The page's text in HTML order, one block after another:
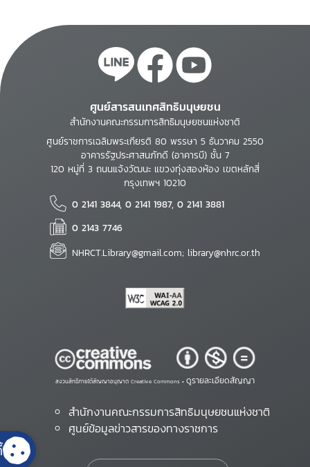
ศูนย์สารสนเทศสิทธิมนุษยชน
สำนักงานคณะกรรมการสิทธิมนุษยชนแห่งชาติ
ศูนย์ราชการเฉลิมพระเกียรติ 80 พรรษา 5 ธันวาคม 2550
อาคารรัฐประศาสนภักดี (อาคารบี) ชั้น 7
120 หมู่ที่ 3 ถนนแจ้งวัฒนะ แขวงทุ่งสองห้อง เขตหลักสี่
กรุงเทพฯ 10210
0 2141 3844, 0 2141 1987, 0 2141 3881
0 2143 7746
NHRCT.Library@gmail.com; library@nhrc.or.th
สงวนสิทธิ์ภายใต้สัญญาอนุญาต Creative Commons • ดูรายละเอียดสัญญา
สำนักงานคณะกรรมการสิทธิมนุษยชนแห่งชาติ
ศูนย์ข้อมูลข่าวสารของทางราชการ